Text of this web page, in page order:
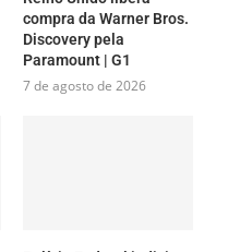
compra da Warner Bros.
Discovery pela
Paramount | G1
7 de agosto de 2026